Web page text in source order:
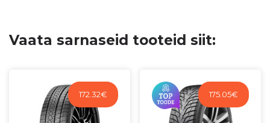
Vaata sarnaseid tooteid siit:
172.32€ 175.05€